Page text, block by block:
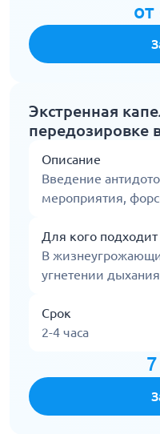
от
Экстренная
передозировке
Описание
Введение
мероприятия,
Для кого подходит
В
угнетении
Срок
2-4 часа